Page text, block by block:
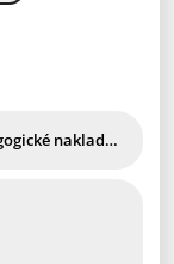
nakladatelství